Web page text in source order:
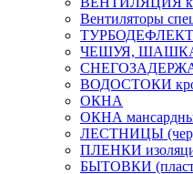
Вентиляторы
ЧЕШУЯ, ШАШКА
ВОДОСТОКИ
ОКНА
ОКНА
ЛЕСТНИЦЫ
ПЛЕНКИ
БЫТОВКИ